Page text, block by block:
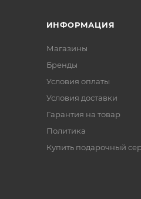
ИНФОРМАЦИЯ
Магазины
Бренды
Условия оплаты
Условия доставки
Гарантия на товар
Политика
Купить подарочный